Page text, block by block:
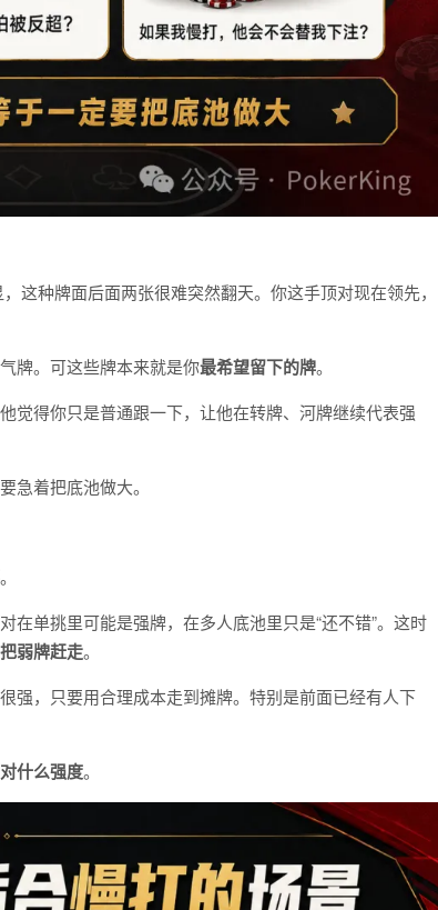
这种牌面后面两张很难突然翻天。你这手顶对现在领先，
牌。可这些牌本来就是你最希望留下的牌。
得你只是普通跟一下，让他在转牌、河牌继续代表强
急着把底池做大。
。
单挑里可能是强牌，在多人底池里只是“还不错”。这时
弱牌赶走。
强，只要用合理成本走到摊牌。特别是前面已经有人下
什么强度。